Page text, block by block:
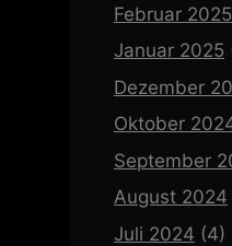
Februar 2025
Januar 2025
Dezember
Oktober
September
August 2024
Juli 2024 (4)